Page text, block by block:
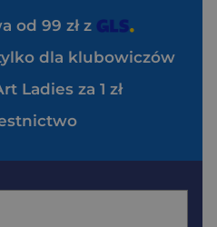
od 99 zł z
dla klubowiczów
Ladies za 1 zł